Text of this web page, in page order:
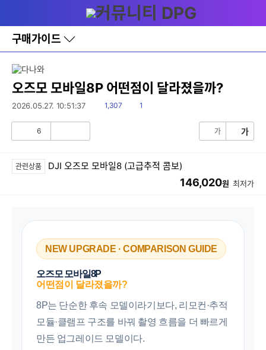
와
홈
구매가이드
바
로
레
이
어
토
오즈모 모바일8P 어떤점이 달라졌을까?
2026.05.27. 10:51:37
읽
1,307
댓1
6 가 가
관련상품 DJI 오즈모 모바일8 (고급추적 콤보)
146,020원 최저가
NEW UPGRADE · COMPARISON GUIDE
오즈모 모바일8P
어떤점이 달라졌을까?
8P는 단순한 후속 모델이라기보다, 리모컨·추적
모듈·클램프 구조를 바꿔 촬영 흐름을 더 빠르게
만든 업그레이드 모델이다.